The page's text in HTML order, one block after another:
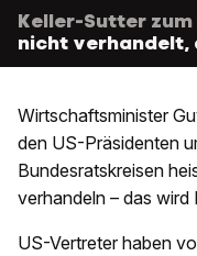
Keller-Sutter
nicht verhandelt,
Wirtschaftsminister
den US-Präsidenten
Bundesratskreisen
verhandeln – das wird
US-Vertreter haben